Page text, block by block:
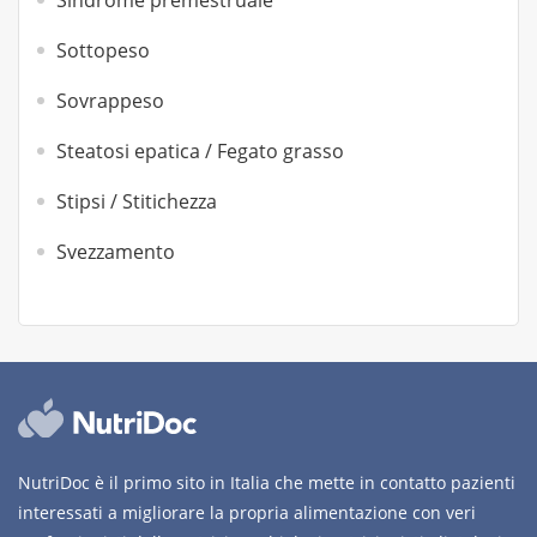
Sottopeso
Sovrappeso
Steatosi epatica / Fegato grasso
Stipsi / Stitichezza
Svezzamento
NutriDoc è il primo sito in Italia che mette in contatto pazienti
interessati a migliorare la propria alimentazione con veri